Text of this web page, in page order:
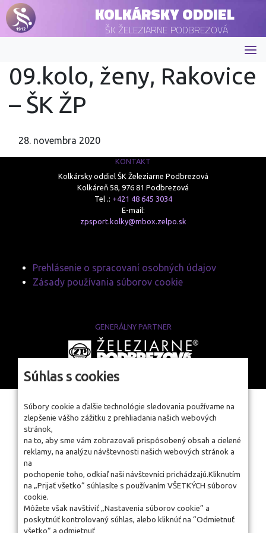
KOLKÁRSKY ODDIEL
ŠK ŽELEZIARNE PODBREZOVÁ
09.kolo, ženy, Rakovice
– ŠK ŽP
28. novembra 2020
KONTAKT
Kolkársky oddiel ŠK Železiarne Podbrezová
Kolkáreň 58, 976 81 Podbrezová
Tel .: +421 48 645 3034
E-mail:
zpsport.kolky@mbox.zelpo.sk
Prehlásenie o spracovaní osobných údajov
Zásady používania súborov cookie
GENERÁLNY PARTNER
www.zelpo.sk
Súhlas s cookies
Súbory cookie a ďalšie technológie sledovania používame na
zlepšenie vášho zážitku z prehliadania našich webových
stránok,
na to, aby sme vám zobrazovali prispôsobený obsah a cielené
reklamy, na analýzu návštevnosti našich webových stránok a
na
pochopenie toho, odkiaľ naši návštevníci prichádzajú.Kliknutím
na „Prijať všetko” súhlasíte s používaním VŠETKÝCH súborov
cookie.
Môžete však navštíviť „Nastavenia súborov cookie” a
poskytnúť kontrolovaný súhlas, alebo kliknúť na “Odmietnuť
všetko” a odmietnuť